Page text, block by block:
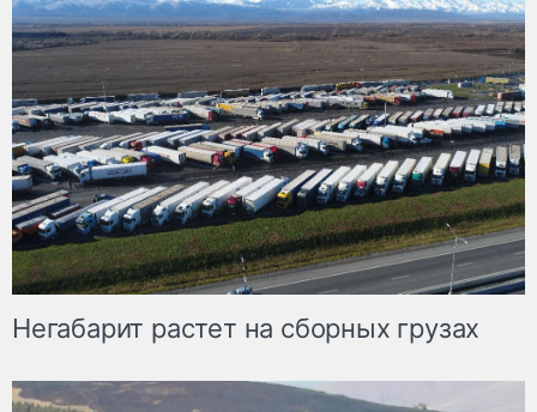
Негабарит растет на сборных грузах